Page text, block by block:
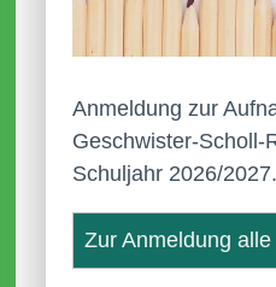
Anmeldung zur
Geschwister-Scholl-
Schuljahr 2026/2027.
Zur Anmeldung